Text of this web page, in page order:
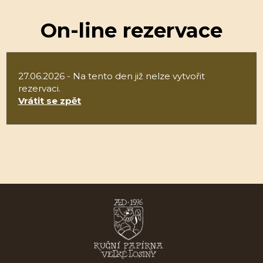
On-line rezervace
27.06.2026 - Na tento den již nelze vytvořit
rezervaci.
Vrátit se zpět